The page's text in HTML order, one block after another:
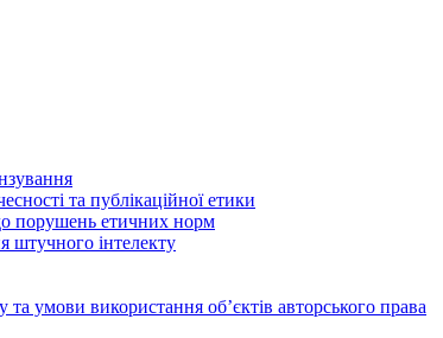
та публікаційної етики
порушень етичних норм
штучного інтелекту
та умови використання обʼєктів авторського права